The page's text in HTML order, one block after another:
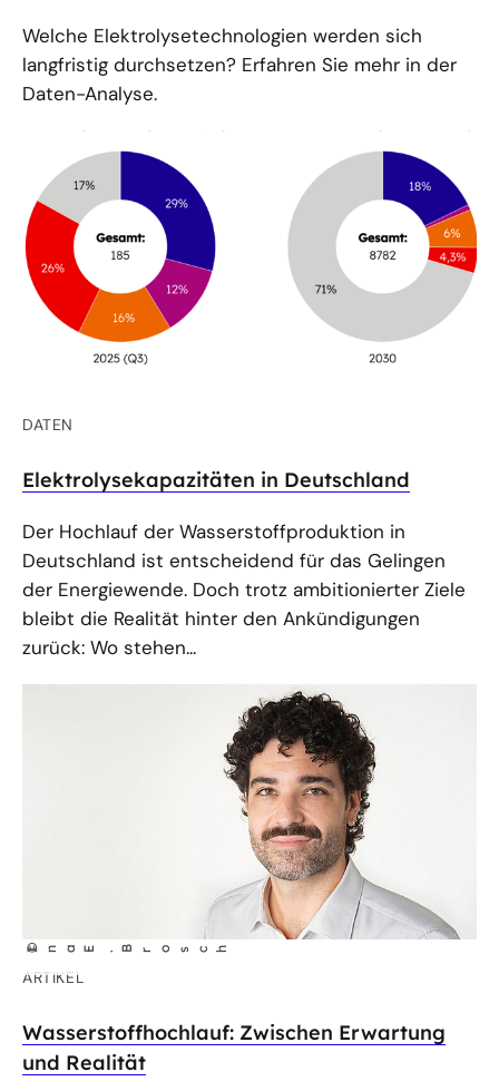
Welche Elektrolysetechnologien werden sich
langfristig durchsetzen? Erfahren Sie mehr in der
Daten-Analyse.
DATEN
Elektrolysekapazitäten in Deutschland
Der Hochlauf der Wasserstoffproduktion in
Deutschland ist entscheidend für das Gelingen
der Energiewende. Doch trotz ambitionierter Ziele
bleibt die Realität hinter den Ankündigungen
zurück: Wo stehen...
©
Ina E .
B rosch
ARTIKEL
Wasserstoffhochlauf: Zwischen Erwartung
und Realität